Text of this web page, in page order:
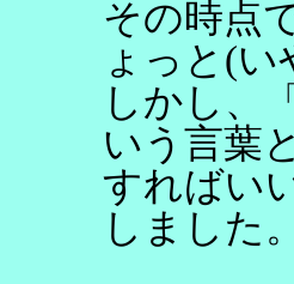
その時点
ょっと(
しかし、
いう言葉
すればい
しました。